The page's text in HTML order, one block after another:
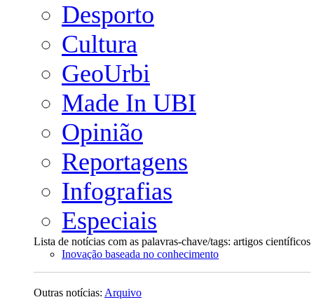
Desporto
Cultura
GeoUrbi
Made In UBI
Opinião
Reportagens
Infografias
Especiais
Lista de notícias com as palavras-chave/tags: artigos científicos
Inovação baseada no conhecimento
Outras notícias: Arquivo